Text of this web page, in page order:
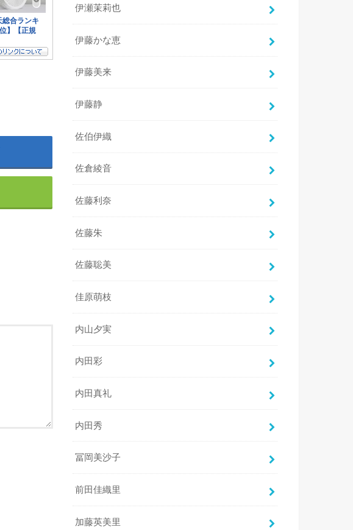
伊瀬茉莉也
伊藤かな恵
伊藤美来
伊藤静
佐伯伊織
佐倉綾音
佐藤利奈
佐藤朱
佐藤聡美
佳原萌枝
内山夕実
内田彩
内田真礼
内田秀
冨岡美沙子
前田佳織里
加藤英美里